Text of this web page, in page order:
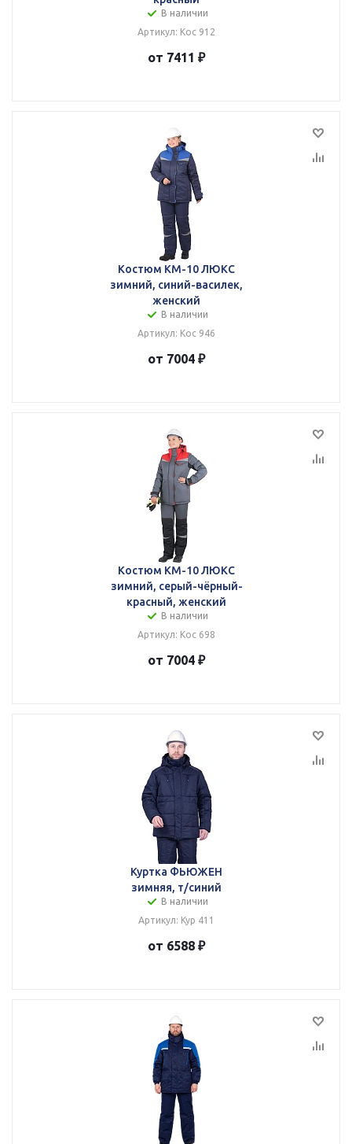
В наличии
Артикул: Кос 912
от 7411 ₽
Костюм КМ-10 ЛЮКС
зимний, синий-василек,
женский
В наличии
Артикул: Кос 946
от 7004 ₽
Костюм КМ-10 ЛЮКС
зимний, серый-чёрный-
красный, женский
В наличии
Артикул: Кос 698
от 7004 ₽
Куртка ФЬЮЖЕН
зимняя, т/синий
В наличии
Артикул: Кур 411
от 6588 ₽